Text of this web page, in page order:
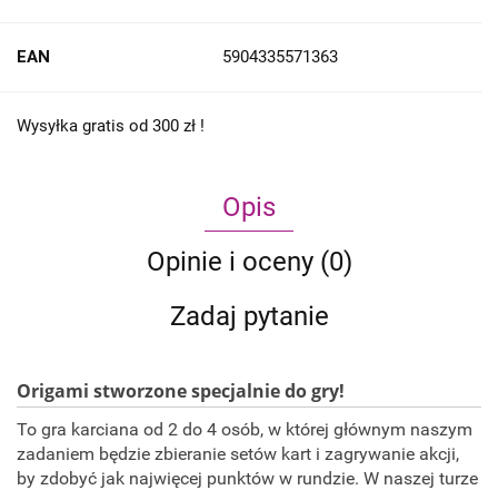
EAN 5904335571363
Wysyłka gratis od 300 zł !
Opis
Opinie i oceny (0)
Zadaj pytanie
Origami stworzone specjalnie do gry!
To gra karciana od 2 do 4 osób, w której głównym naszym
zadaniem będzie zbieranie setów kart i zagrywanie akcji,
by zdobyć jak najwięcej punktów w rundzie. W naszej turze